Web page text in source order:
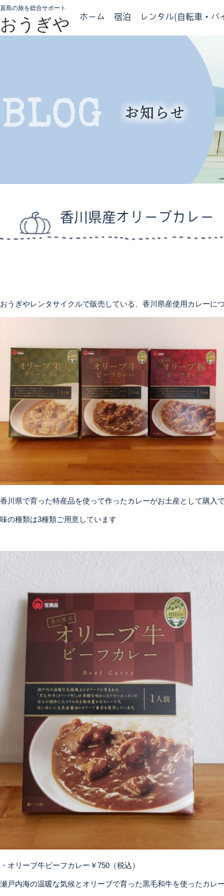
直島の旅を総合サポート
おうぎや ホーム 宿泊 レンタル(自転車・バ
香川県産オリーブカレー
おうぎやレンタサイクルで販売している、香川県産使用カレーに
香川県で育った特産品を使って作ったカレーがお土産として購入
味の種類は3種類ご用意しています
・オリーブ牛ビーフカレー￥750（税込）
瀬戸内海の温暖な気候とオリーブで育った黒毛和牛を使ったカレ